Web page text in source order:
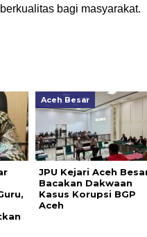
bagi masyarakat.
Aceh Besar
JPU Kejari Aceh
Bacakan Dakwaan
Kasus Korupsi BGP
Aceh